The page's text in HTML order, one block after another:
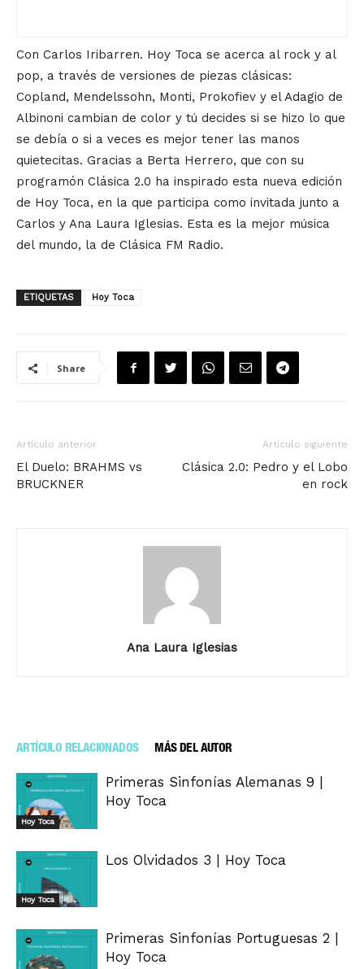
Con Carlos Iribarren. Hoy Toca se acerca al rock y al
pop, a través de versiones de piezas clásicas:
Copland, Mendelssohn, Monti, Prokofiev y el Adagio de
Albinoni cambian de color y tú decides si se hizo lo que
se debía o si a veces es mejor tener las manos
quietecitas. Gracias a Berta Herrero, que con su
programón Clásica 2.0 ha inspirado esta nueva edición
de Hoy Toca, en la que participa como invitada junto a
Carlos y Ana Laura Iglesias. Esta es la mejor música
del mundo, la de Clásica FM Radio.
ETIQUETAS Hoy Toca
Share
Artículo anterior
El Duelo: BRAHMS vs
BRUCKNER
Artículo siguiente
Clásica 2.0: Pedro y el Lobo
en rock
Ana Laura Iglesias
ARTÍCULO RELACIONADOS MÁS DEL AUTOR
Hoy Toca
Primeras Sinfonías Alemanas 9 |
Hoy Toca
Hoy Toca
Los Olvidados 3 | Hoy Toca
Primeras Sinfonías Portuguesas 2 |
Hoy Toca